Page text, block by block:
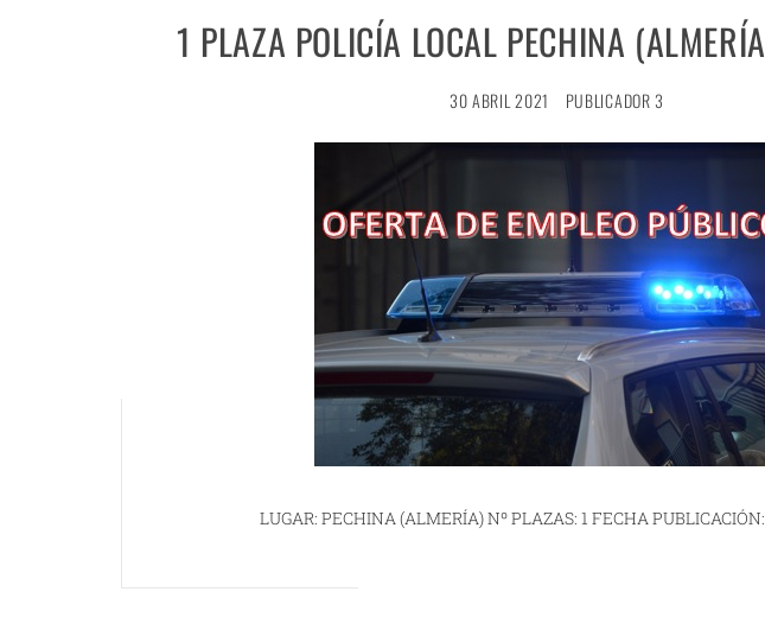
1 PLAZA POLICÍA LOCAL PECHINA
30 ABRIL 2021 PUBLICADOR 3
LUGAR: PECHINA (ALMERÍA) Nº PLAZAS: 1 FECHA